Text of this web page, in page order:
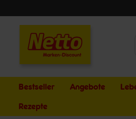
Bestseller Angebote
Rezepte